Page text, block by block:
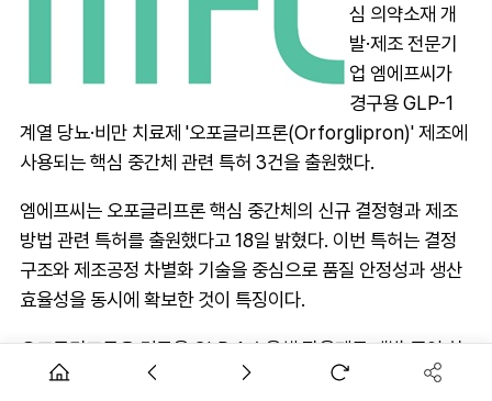
심 의약소재 개
발·제조 전문기
업 엠에프씨가
경구용 GLP-1
계열 당뇨·비만 치료제 '오포글리프론(Orforglipron)' 제조에
사용되는 핵심 중간체 관련 특허 3건을 출원했다.
엠에프씨는 오포글리프론 핵심 중간체의 신규 결정형과 제조
방법 관련 특허를 출원했다고 18일 밝혔다. 이번 특허는 결정
구조와 제조공정 차별화 기술을 중심으로 품질 안정성과 생산
효율성을 동시에 확보한 것이 특징이다.
오포글리프론은 경구용 GLP-1 수용체 작용제로 개발 중인 차
세대 당뇨·비만 치료제다. 기존 주사제 대비 복용 편의성이 높